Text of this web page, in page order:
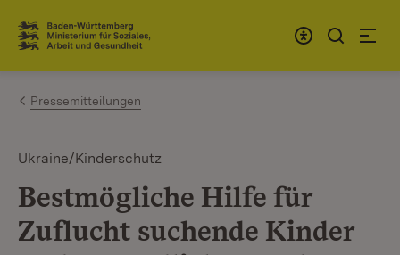
Zum Inhalt springen
Link zur Startseite
Pressemitteilungen
Ukraine/Kinderschutz
Bestmögliche Hilfe für
Zuflucht suchende Kinder